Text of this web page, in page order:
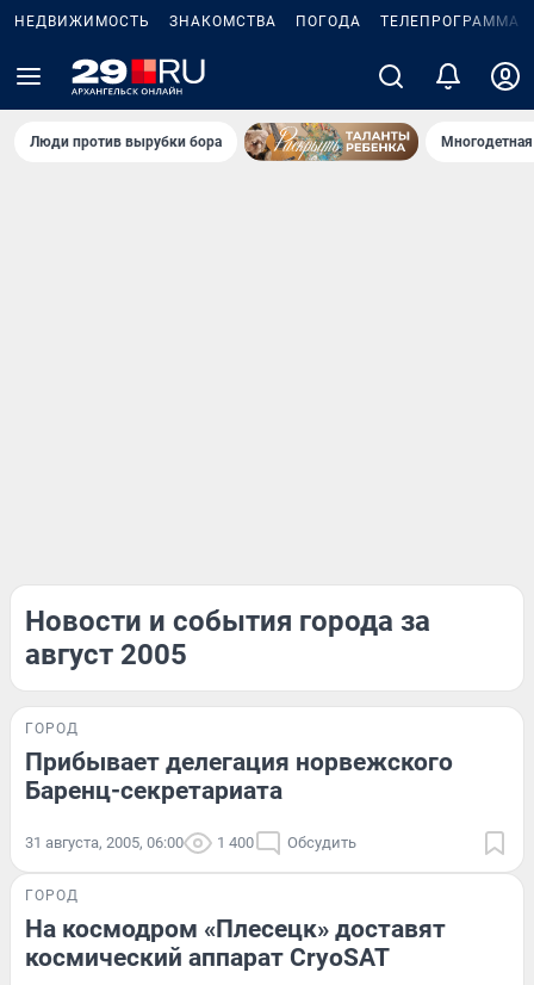
НЕДВИЖИМОСТЬ ЗНАКОМСТВА ПОГОДА ТЕЛЕПРОГРАММА
Люди против вырубки бора
Новости и события города за
август 2005
ГОРОД
Прибывает делегация норвежского
Баренц-секретариата
31 августа, 2005, 06:00 1 400 Обсудить
ГОРОД
На космодром «Плесецк» доставят
космический аппарат CryoSAT